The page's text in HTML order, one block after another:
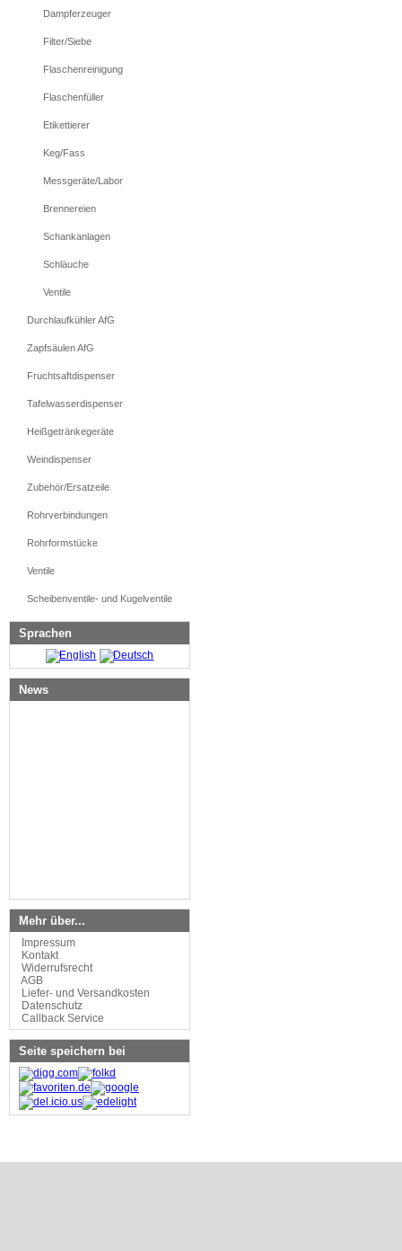
Dampferzeuger
Filter/Siebe
Flaschenreinigung
Flaschenfüller
Etikettierer
Keg/Fass
Messgeräte/Labor
Brennereien
Schankanlagen
Schläuche
Ventile
Durchlaufkühler AfG
Zapfsäulen AfG
Fruchtsaftdispenser
Tafelwasserdispenser
Heißgetränkegeräte
Weindispenser
Zubehör/Ersatzeile
Rohrverbindungen
Rohrformstücke
Ventile
Scheibenventile- und Kugelventile
Sprachen
News
Mehr über...
Impressum
Kontakt
Widerrufsrecht
AGB
Liefer- und Versandkosten
Datenschutz
Callback Service
Seite speichern bei